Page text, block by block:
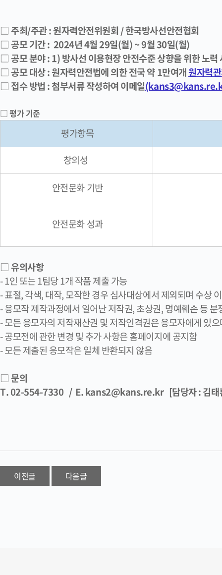
□ 주최/주관 : 원자력안전위원회 / 한국방사선안전협회
□ 공모 기간 : 2024년 4월 29일(월) ~ 9월 30일(월)
□ 공모 분야 : 1) 방사선 이용현장 안전수준 상향을 위한 노
□ 공모 대상 : 원자력안전법에 의한 전국 약 1만여개원자력
□ 접수 방법 : 첨부서류 작성하여 이메일
□평가 기준
평가항목
창의성
안전문화 기반
안전문화 성과
□ 유의사항
- 1인 또는 1팀당 1개 작품 제출 가능
- 표절, 각색, 대작, 모작한 경우 심사대상에서 제외되며 수상
- 응모작 제작과정에서 일어난 저작권, 초상권, 명예훼손 등
- 모든 응모자의 저작재산권 및 저작인격권은 응모자에게 있
- 공모전에 관한 변경 및 추가 사항은 홈페이지에 공지함
- 모든 제출된 응모작은 일체 반환되지 않음
□ 문의
T. 02-554-7330 / E. kans2@kans.re.kr [담당자 : 김
이전글 다음글